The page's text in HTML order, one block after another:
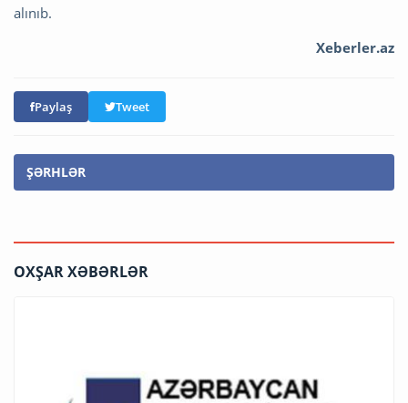
alınıb.
Xeberler.az
Paylaş Tweet
ŞƏRHLƏR
OXŞAR XƏBƏRLƏR